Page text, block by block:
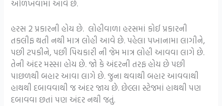
ઓળખવામાં આવે છે.
હરસ 2 પ્રકારની હોય છે. લોહીવાળા હરસમાં કોઈ પ્રકારની
તકલીફ થતી નથી માત્ર લોહી આવે છે. પહેલા પખાનામા લાગીને,
પછી ટપકીને, પછી પિચકારી ની જેમ માત્ર લોહી આવવા લાગે છે.
તેની અંદર મસ્સા હોય છે. જો કે અંદરની તરફ હોય છે પછી
પાછળથી બહાર આવા લાગે છે. જુના થવાથી બહાર આવવાથી
હાથથી દબાવવાથી જ અંદર જાય છે. છેલ્લા સ્ટેજમાં હાથથી પણ
દબાવવા છતાં પણ અંદર નથી જતું.